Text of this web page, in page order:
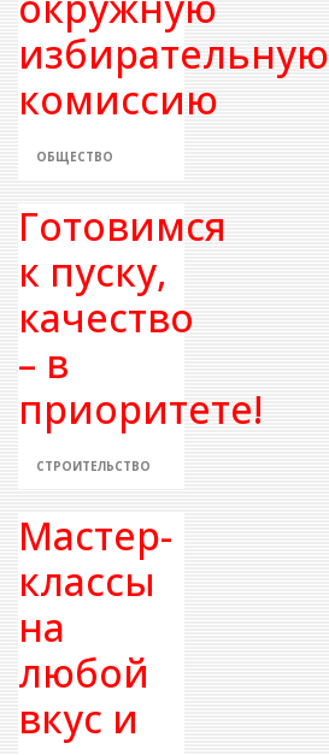
избирательную
комиссию
ОБЩЕСТВО
Готовимся
к пуску,
качество
– в
приоритете!
СТРОИТЕЛЬСТВО
Мастер-
классы
на
любой
вкус и